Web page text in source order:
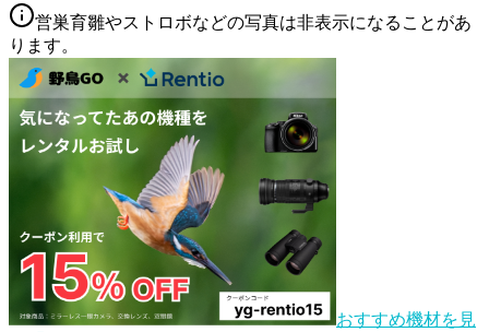
営巣育雛やストロボなどの写真は非表示になることがあ
ります。
おすすめ機材を見